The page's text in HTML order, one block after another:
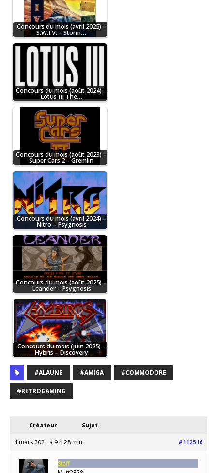
Concours du mois (avril 2025) –
S.W.I.V. – Storm…
Concours du mois (août 2024) –
Lotus III The…
Concours du mois (août 2023) –
Super Cars 2 – Gremlin
Concours du mois (avril 2024) –
Nitro – Psygnosis
Concours du mois (août 2025) –
Leander – Psygnosis
Concours du mois (juin 2025) –
Hybris – Discovery
#ALAUNE #AMIGA #COMMODORE
#RETROGAMING
Créateur Sujet
4 mars 2021 à 9 h 28 min #112516
Staff